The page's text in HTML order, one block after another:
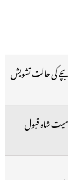
کی حالت تشویش
شاہ قبول